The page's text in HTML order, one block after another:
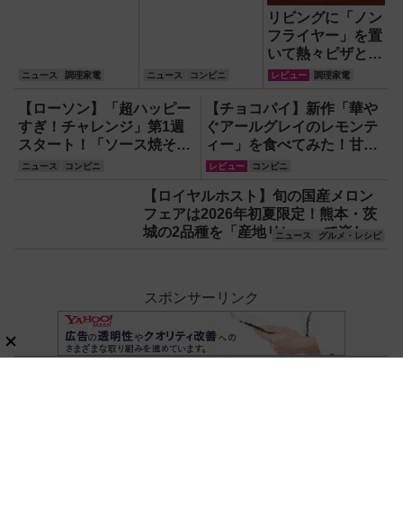
ニュース 調理家電 ニュース コンビニ
リビングに「ノン
フライヤー」を置
いて熱々ピザとフ
ィッシュ＆チップ
ス三昧！
レビュー 調理家電
【ローソン】「超ハッピー
すぎ！チャレンジ」第1週
スタート！「ソース焼そば
63％増量」や「盛りすぎ！
プレミアムロールケーキ」
ニュース コンビニ
【チョコパイ】新作「華や
ぐアールグレイのレモンテ
ィー」を食べてみた！甘さ
すっきりで大人っぽく、初
夏にぴったり
レビュー コンビニ
【ロイヤルホスト】旬の国産メロン
フェアは2026年初夏限定！熊本・茨
城の2品種を「産地リレー」で楽しむ
全5品【ファミレス】
ニュース グルメ・レシピ
スポンサーリンク